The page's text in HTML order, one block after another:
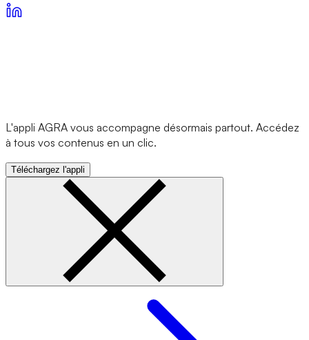
L'appli AGRA vous accompagne désormais partout. Accédez
à tous vos contenus en un clic.
Téléchargez l'appli